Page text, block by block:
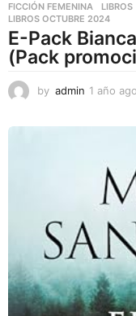
FICCIÓN FEMENINA ,LIBROS
LIBROS OCTUBRE 2024
E-Pack
(Pack
by admin 1 año ago